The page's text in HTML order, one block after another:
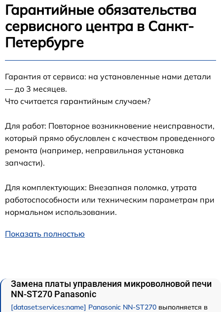
Гарантийные обязательства
сервисного центра в Санкт-
Петербурге
Гарантия от сервиса: на установленные нами детали
— до 3 месяцев.
Что считается гарантийным случаем?
Для работ: Повторное возникновение неисправности,
который прямо обусловлен с качеством проведенного
ремонта (например, неправильная установка
запчасти).
Для комплектующих: Внезапная поломка, утрата
работоспособности или техническим параметрам при
нормальном использовании.
Показать полностью
Замена платы управления микроволновой печи
NN-ST270 Panasonic
[dataset:services:name] Panasonic NN-ST270 выполняется в